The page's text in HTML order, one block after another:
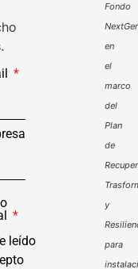
leído
Fondo
en
el
marco
del
Plan
de
y
para